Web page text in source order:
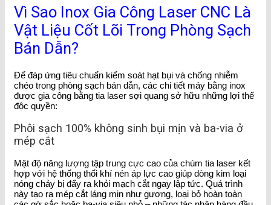
Vì Sao Inox Gia Công Laser CNC Là
Vật Liệu Cốt Lõi Trong Phòng Sạch
Bán Dẫn?
Để đáp ứng tiêu chuẩn kiểm soát hạt bụi và chống nhiễm
chéo trong phòng sạch bán dẫn, các chi tiết máy bằng inox
được gia công bằng tia laser sợi quang sở hữu những lợi thế
độc quyền:
Phôi sạch 100% không sinh bụi mịn và ba-via ở
mép cắt
Mật độ năng lượng tập trung cực cao của chùm tia laser kết
hợp với hệ thống thổi khí nén áp lực cao giúp dòng kim loại
nóng chảy bị đẩy ra khỏi mạch cắt ngay lập tức. Quá trình
này tạo ra mép cắt láng mịn như gương, loại bỏ hoàn toàn